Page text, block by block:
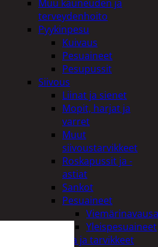
Muu kauneuden ja
terveydenhoito
Pyykinpesu
Kuivaus
Pesuaineet
Pesupussit
Siivous
Liinat ja sienet
Mopit, harjat ja
varret
Muut
siivoustarvikkeet
Roskapussit ja -
astiat
Sankot
Pesuaineet
Yleispesuaineet
Eläintenruoka ja tarvikkeet